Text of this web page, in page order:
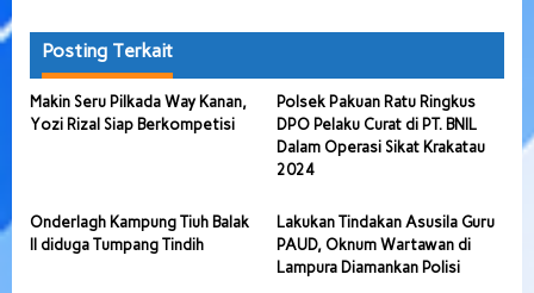
Posting Terkait
Makin Seru Pilkada Way Kanan,
Yozi Rizal Siap Berkompetisi
Polsek Pakuan Ratu Ringkus
DPO Pelaku Curat di PT. BNIL
Dalam Operasi Sikat Krakatau
2024
Onderlagh Kampung Tiuh Balak
II diduga Tumpang Tindih
Lakukan Tindakan Asusila Guru
PAUD, Oknum Wartawan di
Lampura Diamankan Polisi